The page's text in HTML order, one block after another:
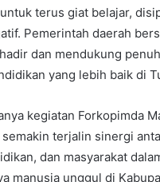
terus giat belajar,
Pemerintah daerah
dan mendukung
yang lebih baik di
kegiatan Forkopimda
terjalin sinergi
dan masyarakat
manusia unggul di